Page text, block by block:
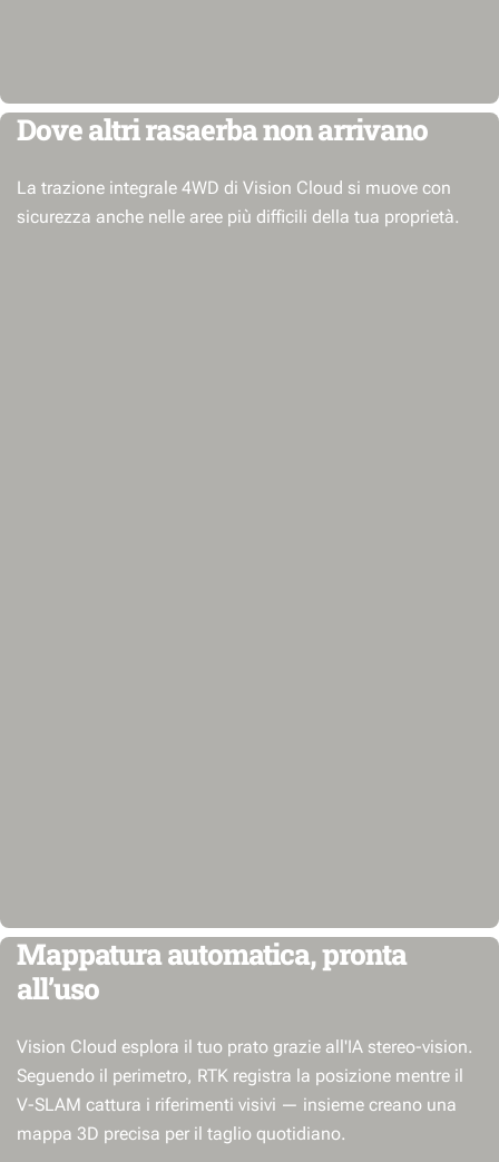
Dove altri rasaerba non arrivano
La trazione integrale 4WD di Vision Cloud si muove con
sicurezza anche nelle aree più difficili della tua proprietà.
Mappatura automatica, pronta
all’uso
Vision Cloud esplora il tuo prato grazie all'IA stereo-vision.
Seguendo il perimetro, RTK registra la posizione mentre il
V-SLAM cattura i riferimenti visivi — insieme creano una
mappa 3D precisa per il taglio quotidiano.